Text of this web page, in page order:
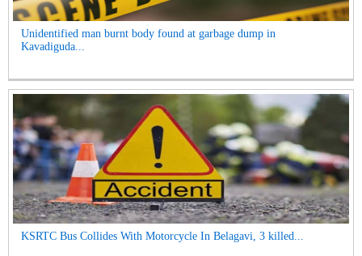
Unidentified man burnt body found at garbage dump in
Kavadiguda...
KSRTC Bus Collides With Motorcycle In Belagavi, 3 killed...